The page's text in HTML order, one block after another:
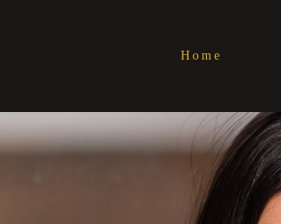
Home